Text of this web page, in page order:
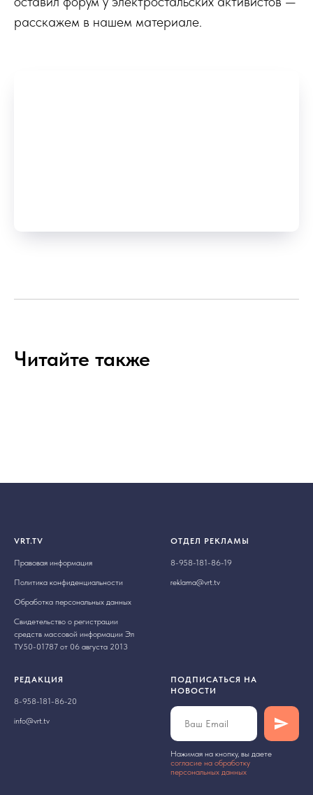
расскажем в нашем материале.
Читайте также
VRT.TV
Правовая информация
Политика конфиденциальности
Обработка персональных данных
Свидетельство о регистрации
средств массовой информации Эл
ТУ50-01787 от 06 августа 2013
ОТДЕЛ РЕКЛАМЫ
8-958-181-86-19
reklama@vrt.tv
РЕДАКЦИЯ
8-958-181-86-20
info@vrt.tv
ПОДПИСАТЬСЯ НА
НОВОСТИ
Нажимая на кнопку, вы даете
cогласие на обработку
персональных данных